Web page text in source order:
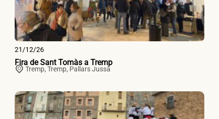
21/12/26
Fira de Sant Tomàs a Tremp
Tremp, Tremp, Pallars Jussà